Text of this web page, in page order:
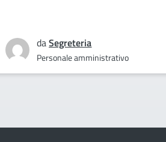
daSegreteria
Personale amministrativo